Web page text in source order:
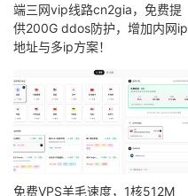
端三网vip线路cn2gia，免费提
供200G ddos防护，增加内网ip
地址与多ip方案！
免费VPS羊毛速度，1核512M